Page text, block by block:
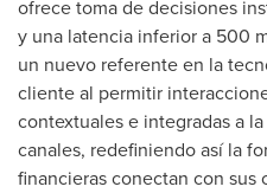
ofrece toma de decisiones
y una latencia inferior a 500
un nuevo referente en la
cliente al permitir
contextuales e integradas a
canales, redefiniendo así la
financieras conectan con sus